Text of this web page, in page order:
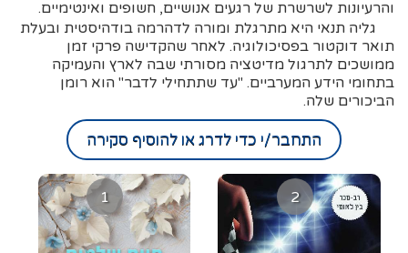
והרעיונות לשרשרת של רגעים אנושיים, חשופים ואינטימיים.
גליה תנאי היא מתרגלת ומורה לדהרמה בודהיסטית ובעלת
תואר דוקטור בפסיכולוגיה. לאחר שהקדישה פרקי זמן
ממושכים לתרגול מדיטציה מסורתי שבה לארץ והעמיקה
בתחומי הידע המערביים. "עד שתתחילי לדבר" הוא רומן
הביכורים שלה.
התחבר/י כדי לדרג או להוסיף סקירה
1 2